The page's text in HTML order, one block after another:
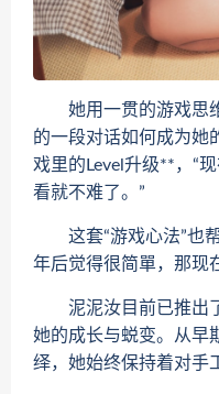
她用一贯的游戏思维
的一段对话如何成为她
戏里的Level升级**，“
看就不难了。”
这套“游戏心法”也帮
年后觉得很简單，那现
泥泥汝目前已推出了
她的成长与蜕变。从早
绎，她始终保持着对手